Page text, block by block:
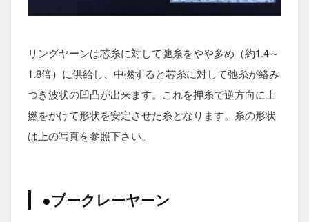
リングヤーンは芯糸に対して弛糸をやや多め（約1.4～
1.8倍）に供給し、中撚すると芯糸に対して弛糸が絡み
つき波状の凹凸が出来ます。これを押糸で逆方向に上
撚をかけて形状を安定させた糸となります。糸の形状
は上の写真を参照下さい。
●ブークレーヤーン